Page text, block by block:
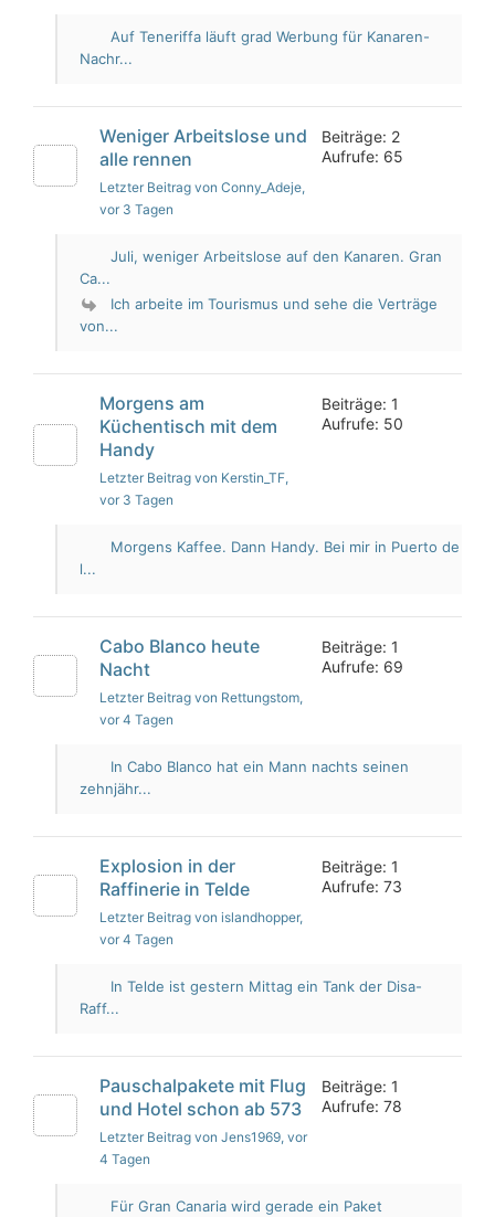
Auf Teneriffa läuft grad Werbung für Kanaren-
Nachr...
Weniger Arbeitslose und
alle rennen
Letzter Beitrag von Conny_Adeje,
vor 3 Tagen
Beiträge: 2
Aufrufe: 65
Juli, weniger Arbeitslose auf den Kanaren. Gran
Ca...
Ich arbeite im Tourismus und sehe die Verträge
von...
Morgens am
Küchentisch mit dem
Handy
Letzter Beitrag von Kerstin_TF,
vor 3 Tagen
Beiträge: 1
Aufrufe: 50
Morgens Kaffee. Dann Handy. Bei mir in Puerto de
l...
Cabo Blanco heute
Nacht
Letzter Beitrag von Rettungstom,
vor 4 Tagen
Beiträge: 1
Aufrufe: 69
In Cabo Blanco hat ein Mann nachts seinen
zehnjähr...
Explosion in der
Raffinerie in Telde
Letzter Beitrag von islandhopper,
vor 4 Tagen
Beiträge: 1
Aufrufe: 73
In Telde ist gestern Mittag ein Tank der Disa-
Raff...
Pauschalpakete mit Flug
und Hotel schon ab 573
Letzter Beitrag von Jens1969, vor
4 Tagen
Beiträge: 1
Aufrufe: 78
Für Gran Canaria wird gerade ein Paket